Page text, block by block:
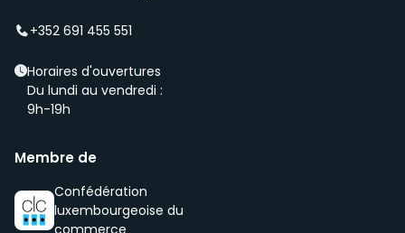
+352 691 455 551
Horaires d'ouvertures
Du lundi au vendredi :
9h-19h
Membre de
Confédération
luxembourgeoise du
commerce